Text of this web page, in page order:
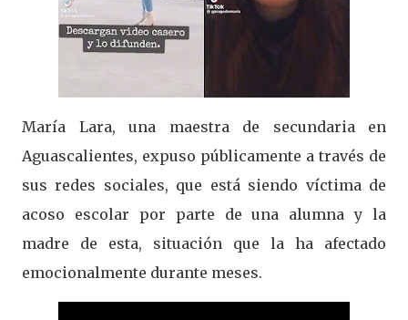
María Lara, una maestra de secundaria en
Aguascalientes, expuso públicamente a través de
sus redes sociales, que está siendo víctima de
acoso escolar por parte de una alumna y la
madre de esta, situación que la ha afectado
emocionalmente durante meses.